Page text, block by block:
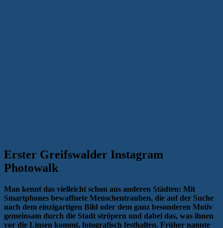
Erster Greifswalder Instagram
Photowalk
Man kennt das vielleicht schon aus anderen Städten: Mit
Smartphones bewaffnete Menschentrauben, die auf der Suche
nach dem einzigartigen Bild oder dem ganz besonderen Motiv
gemeinsam durch die Stadt ströpern und dabei das, was ihnen
vor die Linsen kommt, fotografisch festhalten. Früher nannte